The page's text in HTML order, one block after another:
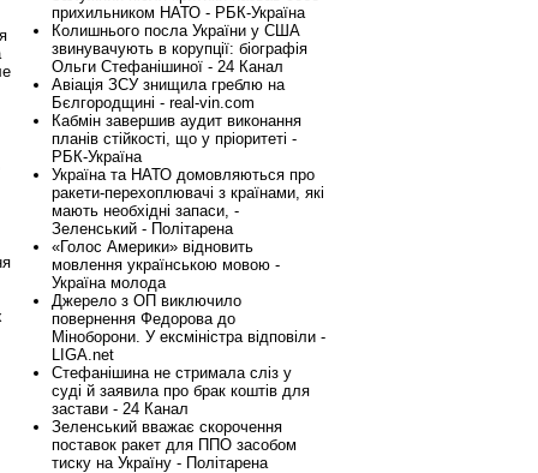
прихильником НАТО - РБК-Україна
Колишнього посла України у США
звинувачують в корупції: біографія
Ольги Стефанішиної - 24 Канал
Авіація ЗСУ знищила греблю на
Бєлгородщині - real-vin.com
Кабмін завершив аудит виконання
планів стійкості, що у пріоритеті -
РБК-Україна
Україна та НАТО домовляються про
ракети-перехоплювачі з країнами, які
мають необхідні запаси, -
Зеленський - Політарена
«Голос Америки» відновить
мовлення українською мовою -
Україна молода
Джерело з ОП виключило
повернення Федорова до
Міноборони. У ексміністра відповіли -
LIGA.net
Стефанішина не стримала сліз у
суді й заявила про брак коштів для
застави - 24 Канал
Зеленський вважає скорочення
поставок ракет для ППО засобом
тиску на Україну - Політарена